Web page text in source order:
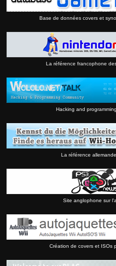
Base de données covers et
La référence francophone
Hacking and
La référence
Site anglophone sur
Création de covers et ISOs